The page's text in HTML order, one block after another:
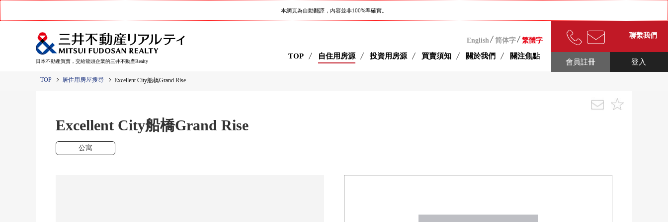
本網頁為自動翻譯，內容並非100%準確實。
日本不動產買賣，交給龍頭企業的三井不動產Realty
English 简体字 繁體字
TOP 自住用房源 投資用房源 買賣須知 關於我們 關注焦點
聯繫我們
登入
會員註冊
TOP 居住用房屋搜尋 Excellent City船橋Grand Rise
Excellent City船橋Grand Rise
公寓